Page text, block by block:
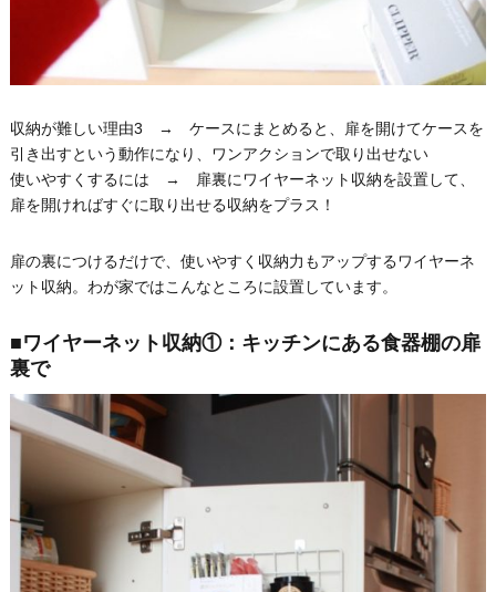
収納が難しい理由3 → ケースにまとめると、扉を開けてケースを
引き出すという動作になり、ワンアクションで取り出せない
使いやすくするには → 扉裏にワイヤーネット収納を設置して、
扉を開ければすぐに取り出せる収納をプラス！
扉の裏につけるだけで、使いやすく収納力もアップするワイヤーネ
ット収納。わが家ではこんなところに設置しています。
■ワイヤーネット収納①：キッチンにある食器棚の扉
裏で